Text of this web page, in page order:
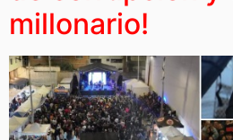
millonario!